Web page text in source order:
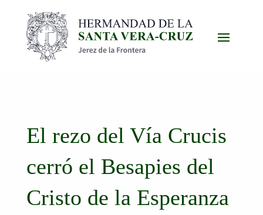
El rezo del Vía Crucis
cerró el Besapies del
Cristo de la Esperanza